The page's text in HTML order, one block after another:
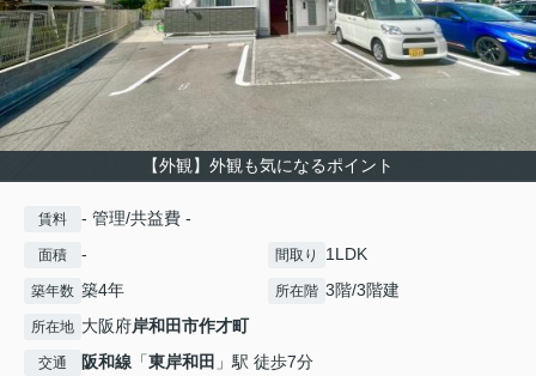
【外観】外観も気になるポイント
賃料 - 管理/共益費 -
面積 - 間取り 1LDK
築年数 築4年 所在階 3階/3階建
所在地 大阪府岸和田市作才町
交通 阪和線 「東岸和田 」駅 徒歩7分